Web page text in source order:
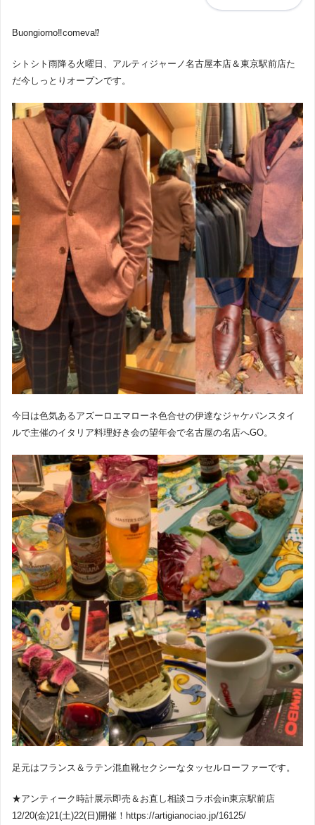
Buongiorno‼︎comeva⁉︎
シトシト雨降る火曜日、アルティジャーノ名古屋本店＆東京駅前店た
だ今しっとりオープンです。
今日は色気あるアズーロエマローネ色合せの伊達なジャケパンスタイ
ルで主催のイタリア料理好き会の望年会で名古屋の名店へGO。
足元はフランス＆ラテン混血靴セクシーなタッセルローファーです。
★アンティーク時計展示即売＆お直し相談コラボ会in東京駅前店
12/20(金)21(土)22(日)開催！https://artigianociao.jp/16125/